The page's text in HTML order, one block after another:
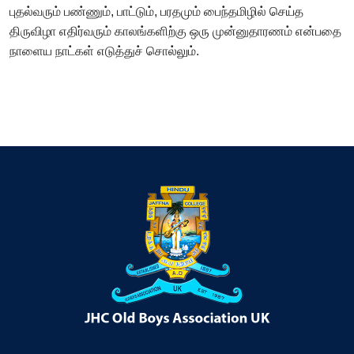
புதல்வரும் பண்ணும், பாட்டும், பரதமும் பைந்தமிழில் செய்த
திருவிழா எதிர்வரும் காலங்களிற்கு ஒரு முன்னுதாரணம் என்பதை
நாளைய நாட்கள் எடுத்துச் சொல்லும்.